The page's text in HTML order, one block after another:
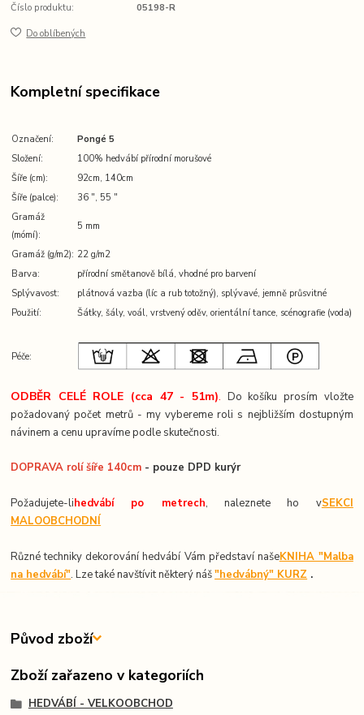
Číslo produktu: 05198-R
Do oblíbených
Kompletní specifikace
Označení:
Pongé 5
Složení:
100% hedvábí přírodní morušové
Šíře (cm):
92cm, 140cm
Šíře (palce):
36 ″, 55 ″
Gramáž
(mómí):
5 mm
Gramáž (g/m2): 22 g/m2
Barva:
přírodní smětanově bílá, vhodné pro barvení
Splývavost:
plátnová vazba (líc a rub totožný), splývavé, jemně průsvitné
Použití:
Šátky, šály, voál, vrstvený oděv, orientální tance, scénografie (voda)
Péče:
ODBĚR CELÉ ROLE (cca 47 - 51m). Do košíku prosím vložte
požadovaný počet metrů - my vybereme roli s nejbližším dostupným
návinem a cenu upravíme podle skutečnosti.
DOPRAVA rolí šíře 140cm - pouze DPD kurýr
Požadujete-lihedvábí po metrech, naleznete ho vSEKCI
MALOOBCHODNÍ
Různé techniky dekorování hedvábí Vám představí našeKNIHA "Malba
na hedvábí". Lze také navštívit některý náš"hedvábný" KURZ .
Původ zboží
Zboží zařazeno v kategoriích
HEDVÁBÍ - VELKOOBCHOD